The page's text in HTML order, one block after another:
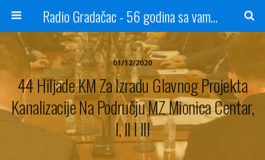
Radio Gradačac - 56 godina sa vama...
01/12/2020
44 Hiljade KM Za Izradu Glavnog Projekta
Kanalizacije Na Području MZ Mionica Centar,
I, II I III